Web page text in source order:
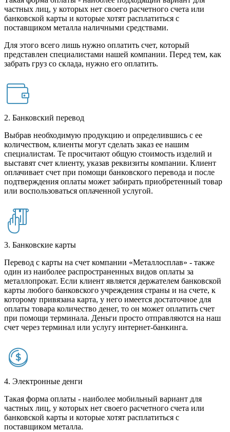
частных лиц, у которых нет своего расчетного счета или
банковской карты и которые хотят расплатиться с
поставщиком металла наличными средствами.
Для этого всего лишь нужно оплатить счет, который
представлен специалистами нашей компании. Перед тем, как
забрать груз со склада, нужно его оплатить.
2. Банковский перевод
Выбрав необходимую продукцию и определившись с ее
количеством, клиенты могут сделать заказ ее нашим
специалистам. Те просчитают общую стоимость изделий и
выставят счет клиенту, указав реквизиты компании. Клиент
оплачивает счет при помощи банковского перевода и после
подтверждения оплаты может забирать приобретенный товар
или воспользоваться оплаченной услугой.
3. Банковские карты
Перевод с карты на счет компании «Металлосплав» - также
один из наиболее распространенных видов оплаты за
металлопрокат. Если клиент является держателем банковской
карты любого банковского учреждения страны и на счете, к
которому привязана карта, у него имеется достаточное для
оплаты товара количество денег, то он может оплатить счет
при помощи терминала. Деньги просто отправляются на наш
счет через терминал или услугу интернет-банкинга.
4. Электронные денги
Такая форма оплаты - наиболее мобильный вариант для
частных лиц, у которых нет своего расчетного счета или
банковской карты и которые хотят расплатиться с
поставщиком металла.